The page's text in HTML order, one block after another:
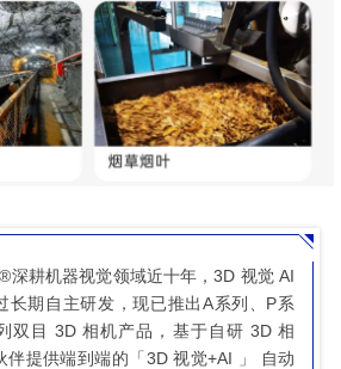
耕机器视觉领域近十年，3D 视觉 AI
长期自主研发，现已推出A系列、P系
双目 3D 相机产品，基于自研 3D 相
伴提供端到端的「3D 视觉+AI 」 自动